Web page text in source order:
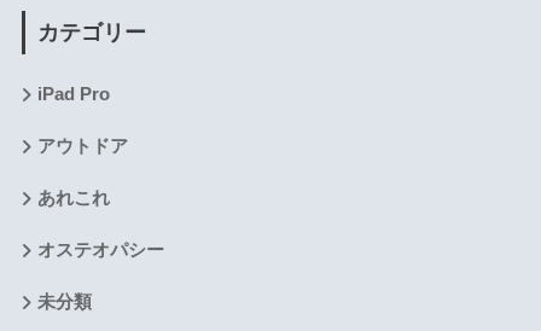
カテゴリー
iPad Pro
アウトドア
あれこれ
オステオパシー
未分類